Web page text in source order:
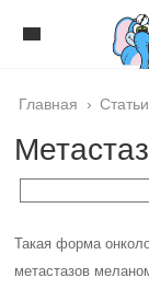
Главная › Статьи
Такая форма
метастазов